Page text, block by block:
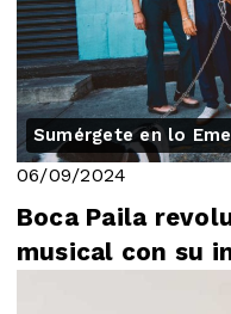
Sumérgete en lo
06/09/2024
Boca Paila
musical con su